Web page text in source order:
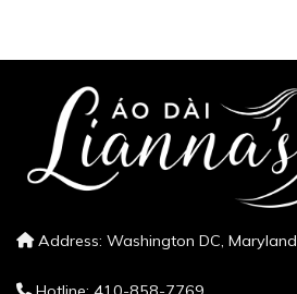
Address: Washington DC, Maryland